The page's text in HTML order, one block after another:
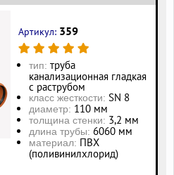
Артикул: 359
тип: труба
канализационная гладкая
с раструбом
класс жесткости: SN 8
диаметр: 110 мм
толщина стенки: 3,2 мм
длина трубы: 6060 мм
материал: ПВХ
(поливинилхлорид)